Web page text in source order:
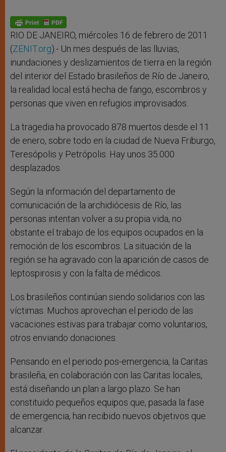
RIO DE JANEIRO, miércoles 16 de febrero de 2011
(ZENIT.org).- Un mes después de las lluvias,
inundaciones y deslizamientos de tierra en la región
del interior del Estado brasileños de Río de Janeiro,
la realidad local está hecha de fango, escombros y
personas que viven en refugios improvisados.
La tragedia ha provocado 878 muertos desde el 11
de enero, sobre todo en la ciudad de Nueva Friburgo,
Teresópolis y Petrópolis. Hay unos 35.000
desplazados.
Según la información del departamento de
comunicación de la archidiócesis de Río, las
personas intentan volver a su propia vida, no
obstante el trabajo de los equipos ocupados en la
remoción de los escombros. La situación de la
región se ha agravado con la aparición de casos de
leptospirosis y con la falta de médicos.
Los brasileños continúan siendo solidarios con las
víctimas. Muchos aprovechan el periodo de las
vacaciones estivas para trabajar como voluntarios,
otros enviando donaciones.
Pensando en el periodo pos-emergencia, la Caritas
brasileña, en colaboración con las Caritas locales,
está diseñando un plan a largo plazo. Se han
constituido pequeños equipos que, pasada la fase
de emergencia, han recibido nuevos objetivos que
alcanzar.